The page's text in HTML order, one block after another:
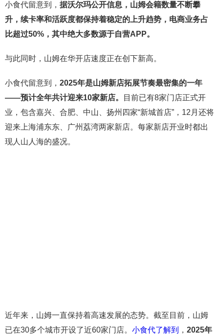
小食代留意到， 据沃尔玛公开信息，山姆会籍数量不断攀
升，续卡率和活跃度都保持着稳定的上升趋势，电商业务占
比超过50%，其中绝大多数源于自营APP。
与此同时，山姆在华开店速度正在创下新高。
小食代留意到， 2025年是山姆新店拓展节奏最密集的一年
——预计全年共计迎来10家新店。
目前已有8家门店正式开
业，包含嘉兴、合肥、中山、扬州四家“新城首店”，12月还将
迎来上海浦东东、广州荔湾两家新店。每家新店开业时都出
现人山人海的盛况。
近年来，山姆一直保持着高速发展的态势。截至目前，山姆
已在30多个城市开设了近60家门店。 小食代了解到 ， 2025年